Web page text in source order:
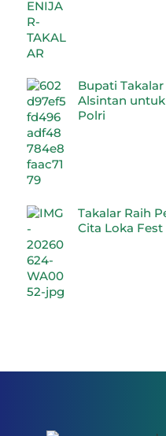
Bupati
Alsintan
Polri
Takalar Raih
Cita Loka Fest